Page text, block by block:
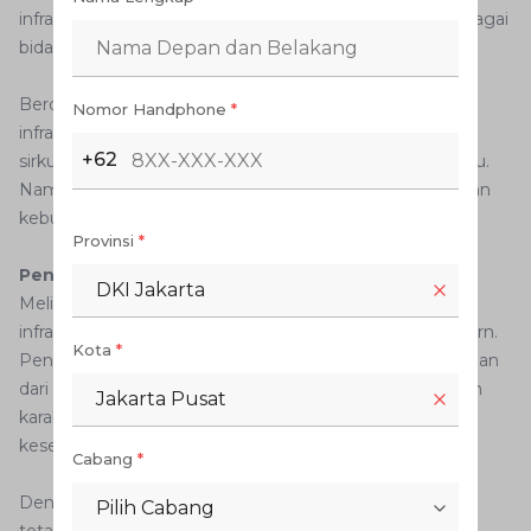
inframerah juga telah banyak dimanfaatkan dalam berbagai
bidang.
Berdasarkan data dari sejumlah penelitian, teknologi
inframerah digunakan untuk membantu meningkatkan
sirkulasi darah pada beberapa kondisi kesehatan tertentu.
Namun, penggunaannya tetap perlu disesuaikan dengan
kebutuhan dan rekomendasi dokter.
Pentingnya Perlindungan dari Sinar Inframerah
Melihat potensi dampaknya, perlindungan dari sinar
inframerah menjadi hal penting dalam kehidupan modern.
Penggunaan kaca film berkualitas, pengaturan jarak aman
dari sumber radiasi, serta pemahaman tentang jenis dan
karakteristik inframerah dapat membantu menjaga
kesehatan tubuh dan kenyamanan sehari-hari.
Dengan pemanfaatan teknologi yang tepat, inframerah
Nomor Handphone *
+62
Provinsi *
DKI Jakarta
Kota *
Jakarta Pusat
Cabang *
Pilih Cabang